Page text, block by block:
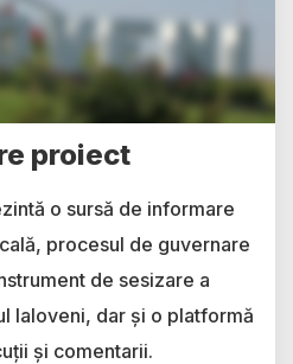
proiect
o sursă de informare
procesul de guvernare
de sesizare a
Ialoveni, dar și o platformă
și comentarii.